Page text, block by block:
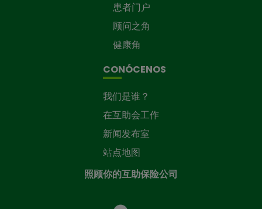
患者门户
顾问之角
健康角
CONÓCENOS
我们是谁？
在互助会工作
新闻发布室
站点地图
照顾你的互助保险公司